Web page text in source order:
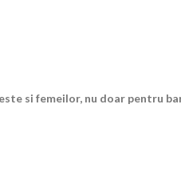
si femeilor, nu doar pentru